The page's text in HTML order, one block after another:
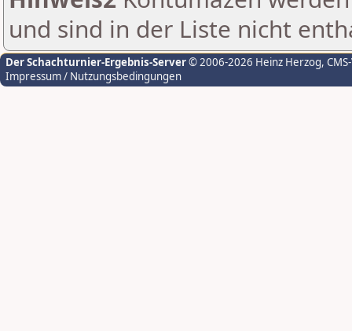
und sind in der Liste nicht
Der Schachturnier-Ergebnis-Server© 2006-2026 Heinz Herzog,
Impressum / Nutzungsbedingungen